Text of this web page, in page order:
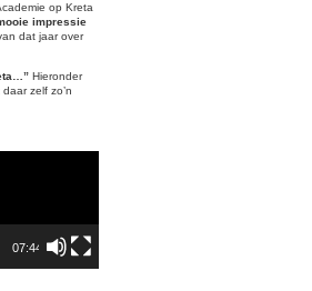
op Kreta
impressie
dat jaar over
Hieronder
zelf zo’n
07:44